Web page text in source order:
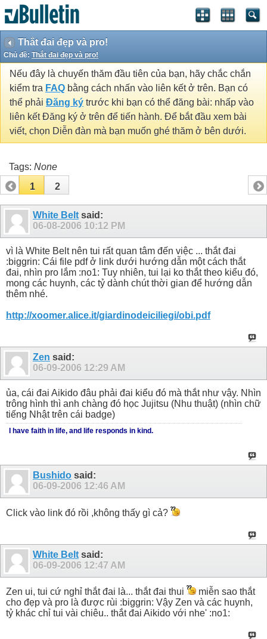
Thắt đai đẹp và pro!
Chủ đề: Thắt đai đẹp và pro!
Nếu đây là chuyến thăm đầu tiên của bạn, hãy chắc chắn
kiểm tra FAQ bằng cách nhấn vào liên kết ở trên. Bạn có
thể phải Đăng ký trước khi bạn có thể đăng bài: nhấp vào
liên kết Đăng ký ở trên để tiến hành. Để bắt đầu xem bài
viết, chọn Diễn đàn mà bạn muốn ghé thăm ở bên dưới.
Tags: None
1
2
White Belt said:
06-08-2006 10:12 PM
vì là White Belt nên tui rất quan tâm đến việc ... thắt đai
:biggrin: Cái file pdf ở link dưới hướng dẫn một cách thắt
đai, nhìn pro lắm :no1: Tuy nhiên, tui lại ko thắt theo kiểu đó,
mong các huynh, các tỷ dành chút thời gian để hướng dẫn
thêm nhé.
http://xoomer.alice.it/giardinodeiciliegi/obi.pdf
Zen said:
06-09-2006 12:29 AM
ủa, cái đai Aikido đâu phải đai kiểu đó mà thắt như vậy. Nhìn
trông hình thì anh chàng đó học Jujitsu (Nhu thuật) (nhìn chữ
tiếng Nhật trên cái badge)
I have faith in life, and life responds in kind.
Bushido said:
06-09-2006 12:46 AM
Click vào link đó rồi ,không thấy gì cả?
White Belt said:
06-09-2006 12:47 AM
Zen ui, tui cứ nghỉ thắt đai là... thắt đai thui
miễn sao thắt
cho đẹp và pro là được rùi :biggrin: Vậy Zen và các huynh,
tỷ khác chỉ tui vài chiêu.. thắt đai Aikido với nhe' :no1: